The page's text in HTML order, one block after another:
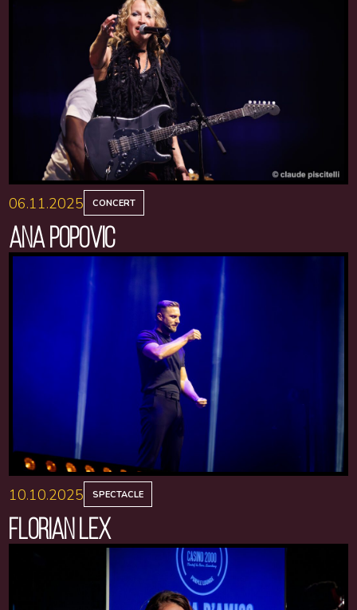
06.11.2025 CONCERT
ANA POPOVIC
10.10.2025 SPECTACLE
FLORIAN LEX